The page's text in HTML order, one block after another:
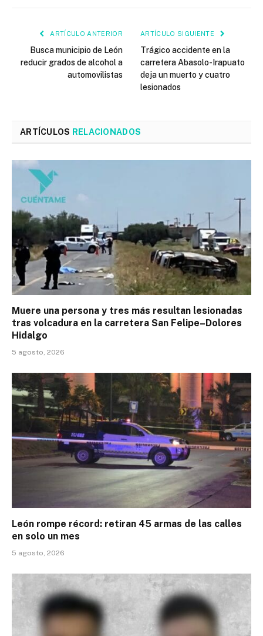
ARTÍCULO ANTERIOR
Busca municipio de León
reducir grados de alcohol a
automovilistas
ARTÍCULO SIGUIENTE
Trágico accidente en la
carretera Abasolo-Irapuato
deja un muerto y cuatro
lesionados
ARTÍCULOS RELACIONADOS
Muere una persona y tres más resultan lesionadas
tras volcadura en la carretera San Felipe–Dolores
Hidalgo
5 agosto, 2026
León rompe récord: retiran 45 armas de las calles
en solo un mes
5 agosto, 2026